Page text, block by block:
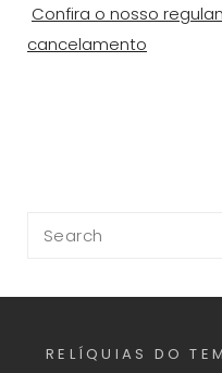
Confira o nosso
cancelamento
Search
RELÍQUIAS DO